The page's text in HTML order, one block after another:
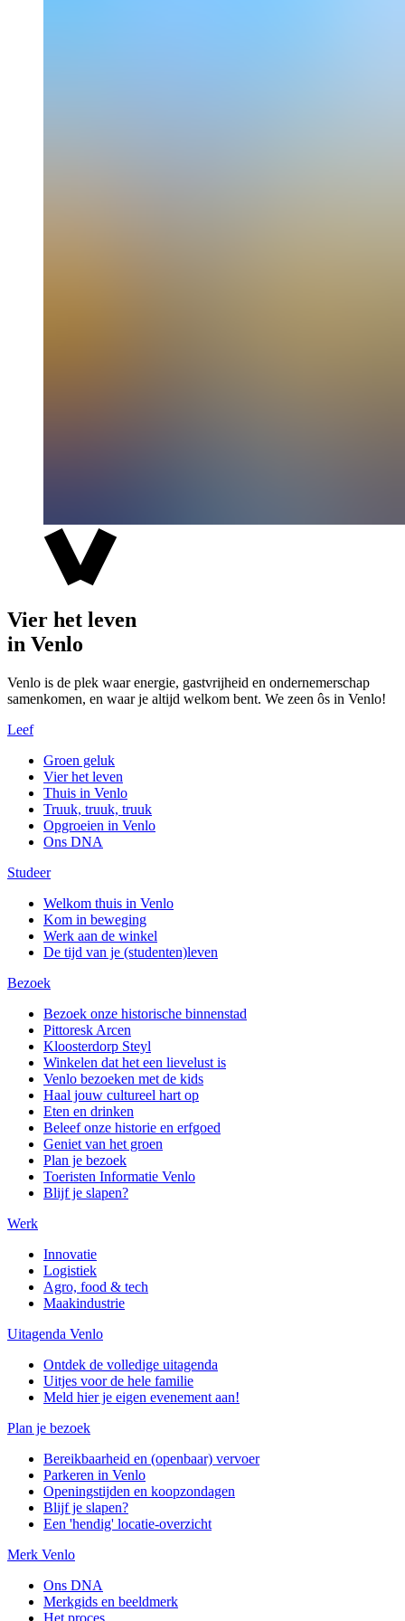
Vier het leven
in Venlo
Venlo is de plek waar energie, gastvrijheid en ondernemerschap
samenkomen, en waar je altijd welkom bent. We zeen ôs in Venlo!
Leef
Groen geluk
Vier het leven
Thuis in Venlo
Truuk, truuk, truuk
Opgroeien in Venlo
Ons DNA
Studeer
Welkom thuis in Venlo
Kom in beweging
Werk aan de winkel
De tijd van je (studenten)leven
Bezoek
Bezoek onze historische binnenstad
Pittoresk Arcen
Kloosterdorp Steyl
Winkelen dat het een lievelust is
Venlo bezoeken met de kids
Haal jouw cultureel hart op
Eten en drinken
Beleef onze historie en erfgoed
Geniet van het groen
Plan je bezoek
Toeristen Informatie Venlo
Blijf je slapen?
Werk
Innovatie
Logistiek
Agro, food & tech
Maakindustrie
Uitagenda Venlo
Ontdek de volledige uitagenda
Uitjes voor de hele familie
Meld hier je eigen evenement aan!
Plan je bezoek
Bereikbaarheid en (openbaar) vervoer
Parkeren in Venlo
Openingstijden en koopzondagen
Blijf je slapen?
Een 'hendig' locatie-overzicht
Merk Venlo
Ons DNA
Merkgids en beeldmerk
Het proces